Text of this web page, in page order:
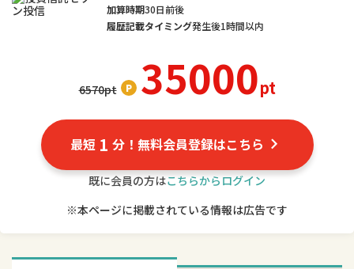
6570pt 35000pt
加算時期30日前後
履歴記載タイミング発生後1時間以内
最短 1 分！無料会員登録はこちら
既に会員の方はこちらからログイン
※本ページに掲載されている情報は広告です